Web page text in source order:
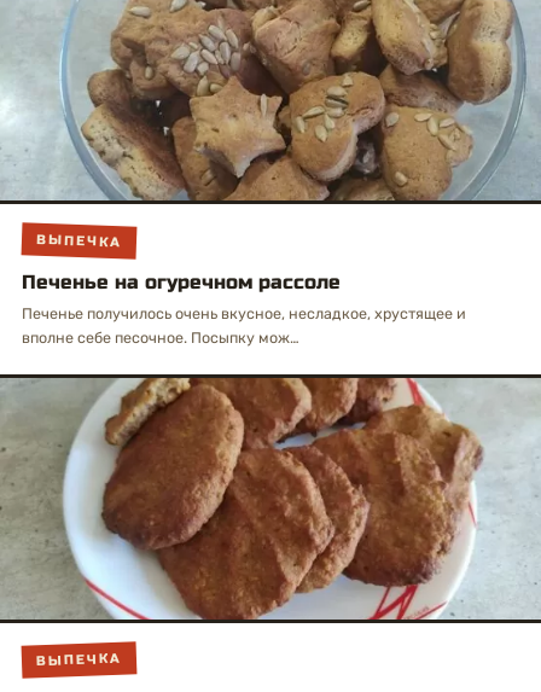
ВЫПЕЧКА
Печенье на огуречном рассоле
Печенье получилось очень вкусное, несладкое, хрустящее и
вполне себе песочное. Посыпку мож…
ВЫПЕЧКА